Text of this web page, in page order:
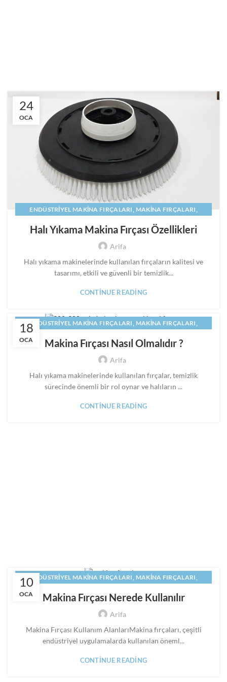
24
OCA
ENDÜSTRIYEL MAKINA FIRÇALARI , MAKINA FIRÇALARI ,
SILINDIR FIRÇA
Halı Yıkama Makina Fırçası Özellikleri
Arifa
Halı yıkama makinelerinde kullanılan fırçaların kalitesi ve
tasarımı, etkili ve güvenli bir temizlik...
CONTINUE READING
18
OCA
ENDÜSTRIYEL MAKINA FIRÇALARI, MAKINA FIRÇALARI,
Makina Fırçası Nasıl Olmalıdır ?
Arifa
Halı yıkama makinelerinde kullanılan fırçalar, temizlik
sürecinde önemli bir rol oynar ve halıların ...
CONTINUE READING
10
OCA
ENDÜSTRIYEL MAKINA FIRÇALARI, MAKINA FIRÇALARI,
Makina Fırçası Nerede Kullanılır
Arifa
Makina Fırçası Kullanım AlanlarıMakina fırçaları, çeşitli
endüstriyel uygulamalarda kullanılan öneml...
CONTINUE READING